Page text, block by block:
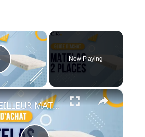
×
Video
Now Playing
×
👓 MEILLEUR MATELAS POUR 2 PERSONNES / MATEAS 2 PLACES (2023) - Comparatif & Guide d'achat